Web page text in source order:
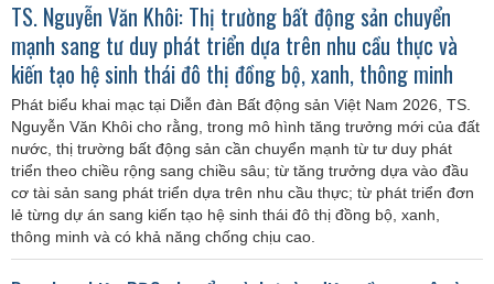
TS. Nguyễn Văn Khôi: Thị trường bất động sản chuyển
mạnh sang tư duy phát triển dựa trên nhu cầu thực và
kiến tạo hệ sinh thái đô thị đồng bộ, xanh, thông minh
Phát biểu khai mạc tại Diễn đàn Bất động sản Việt Nam 2026, TS.
Nguyễn Văn Khôi cho rằng, trong mô hình tăng trưởng mới của đất
nước, thị trường bất động sản cần chuyển mạnh từ tư duy phát
triển theo chiều rộng sang chiều sâu; từ tăng trưởng dựa vào đầu
cơ tài sản sang phát triển dựa trên nhu cầu thực; từ phát triển đơn
lẻ từng dự án sang kiến tạo hệ sinh thái đô thị đồng bộ, xanh,
thông minh và có khả năng chống chịu cao.